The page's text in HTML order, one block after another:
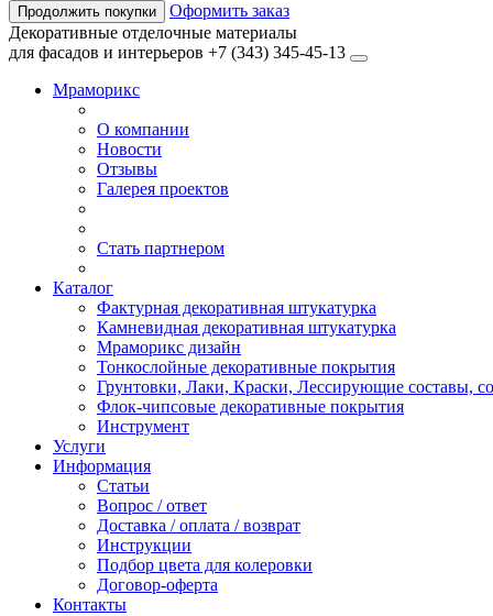
Продолжить покупки
Оформить заказ
Декоративные отделочные материалы
для фасадов и интерьеров +7 (343) 345-45-13
Мраморикс
О компании
Новости
Отзывы
Галерея проектов
Стать партнером
Каталог
Фактурная декоративная штукатурка
Камневидная декоративная штукатурка
Мраморикс дизайн
Тонкослойные декоративные покрытия
Грунтовки, Лаки, Краски, Лессирующие составы,
Флок-чипсовые декоративные покрытия
Инструмент
Услуги
Информация
Статьи
Вопрос / ответ
Доставка / оплата / возврат
Инструкции
Подбор цвета для колеровки
Договор-оферта
Контакты